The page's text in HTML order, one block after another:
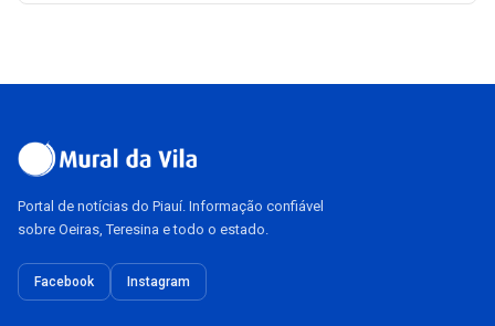
Portal de notícias do Piauí. Informação confiável
sobre Oeiras, Teresina e todo o estado.
Facebook Instagram